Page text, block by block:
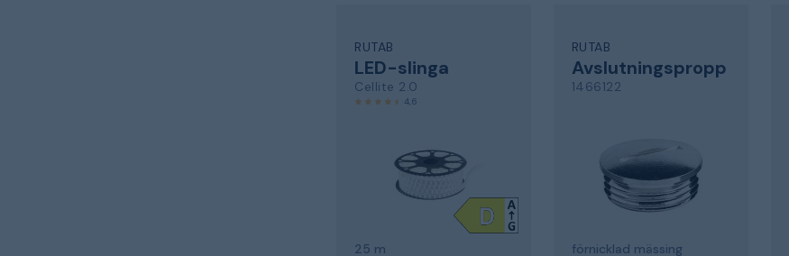
RUTAB
LED-slinga
Cellite 2.0
4,6
25 m
RUTAB
Avslutningspropp
1466122
förnicklad mässing